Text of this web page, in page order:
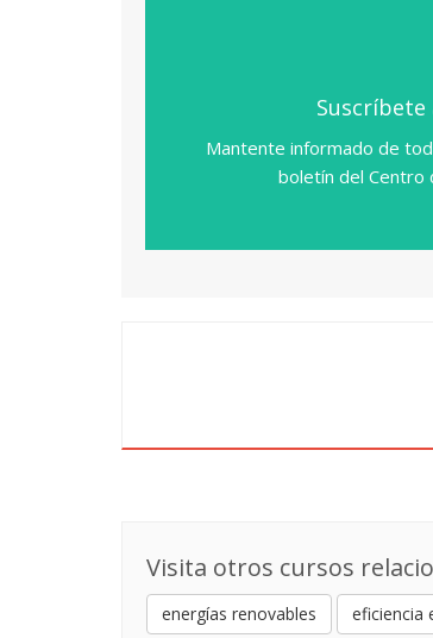
Suscríbete
Mantente informado de
boletín del Centro
Visita otros cursos
energías renovables eficiencia